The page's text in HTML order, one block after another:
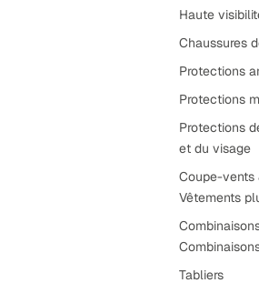
Haute
Chaussures
Protections
Protections
Protections
et du visage
Coupe-vents
Vêtements
Tabliers